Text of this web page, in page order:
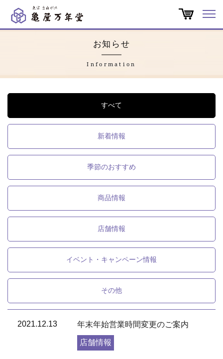
亀屋万年堂だより
特集
会社概要
よくある質問
会員募集
お知らせ
Information
すべて
新着情報
季節のおすすめ
商品情報
店舗情報
イベント・キャンペーン情報
その他
2021.12.13 年末年始営業時間変更のご案内
店舗情報